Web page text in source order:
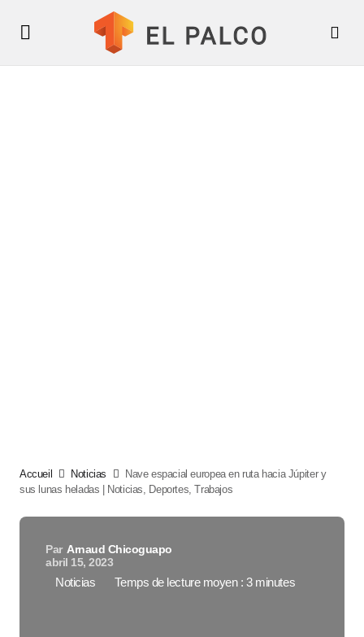
Accueil Noticias
Nave espacial europea en ruta hacia Júpiter y
sus lunas heladas | Noticias, Deportes, Trabajos
Par Arnaud Chicoguapo
abril 15, 2023
Noticias Temps de lecture moyen : 3 minutes